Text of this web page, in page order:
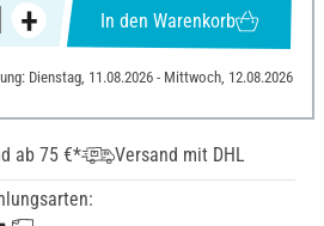
In den Warenkorb
Dienstag, 11.08.2026 - Mittwoch, 12.08.2026
ab 75 €*
Versand mit DHL